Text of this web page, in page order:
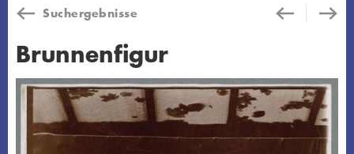
Suchbegriff
Suchergebnisse
Brunnenfigur
Übersicht schließen